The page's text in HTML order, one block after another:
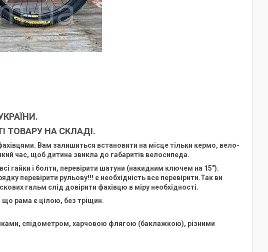
ТОВАРУ НА СКЛАДІ.
Вам залишиться встановити на місце тільки кермо, вело-
час, щоб дитина звикла до габаритів велосипеда.
гайки і болти, перевірити шатуни (накидним ключем на 15").
перевірити рульову!!! є необхідність все перевірити.Так ви
гальм слід довірити фахівцю в міру необхідності.
що рама є цілою, без тріщин.
спідометром, харчовою флягою (баклажкою), різними